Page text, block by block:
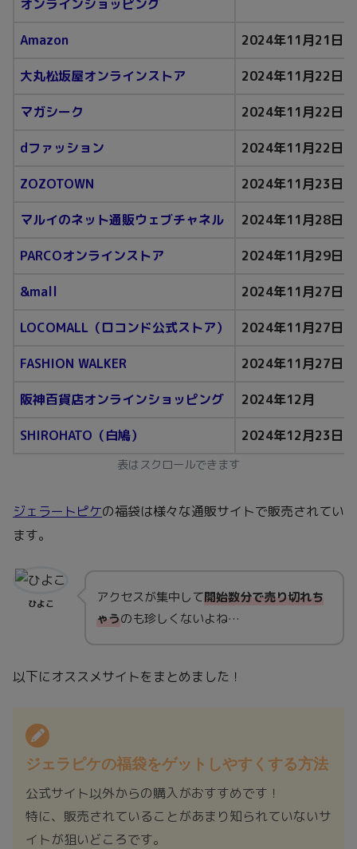
オンラインショッピング
Amazon 2024年11月21日
大丸松坂屋オンラインストア 2024年11月22日
マガシーク 2024年11月22日
dファッション 2024年11月22日
ZOZOTOWN 2024年11月23日
マルイのネット通販ウェブチャネル 2024年11月28日
PARCOオンラインストア 2024年11月29日
&mall 2024年11月27日
LOCOMALL（ロコンド公式ストア） 2024年11月27日
FASHION WALKER 2024年11月27日
阪神百貨店オンラインショッピング 2024年12月
SHIROHATO（白鳩） 2024年12月23日
表はスクロールできます
ジェラートピケの福袋は様々な通販サイトで販売されてい
ます。
ひよこ アクセスが集中して開始数分で売り切れち
ゃうのも珍しくないよね…
以下にオススメサイトをまとめました！
ジェラピケの福袋をゲットしやすくする方法
公式サイト以外からの購入がおすすめです！
特に、販売されていることがあまり知られていないサ
イトが狙いどころです。